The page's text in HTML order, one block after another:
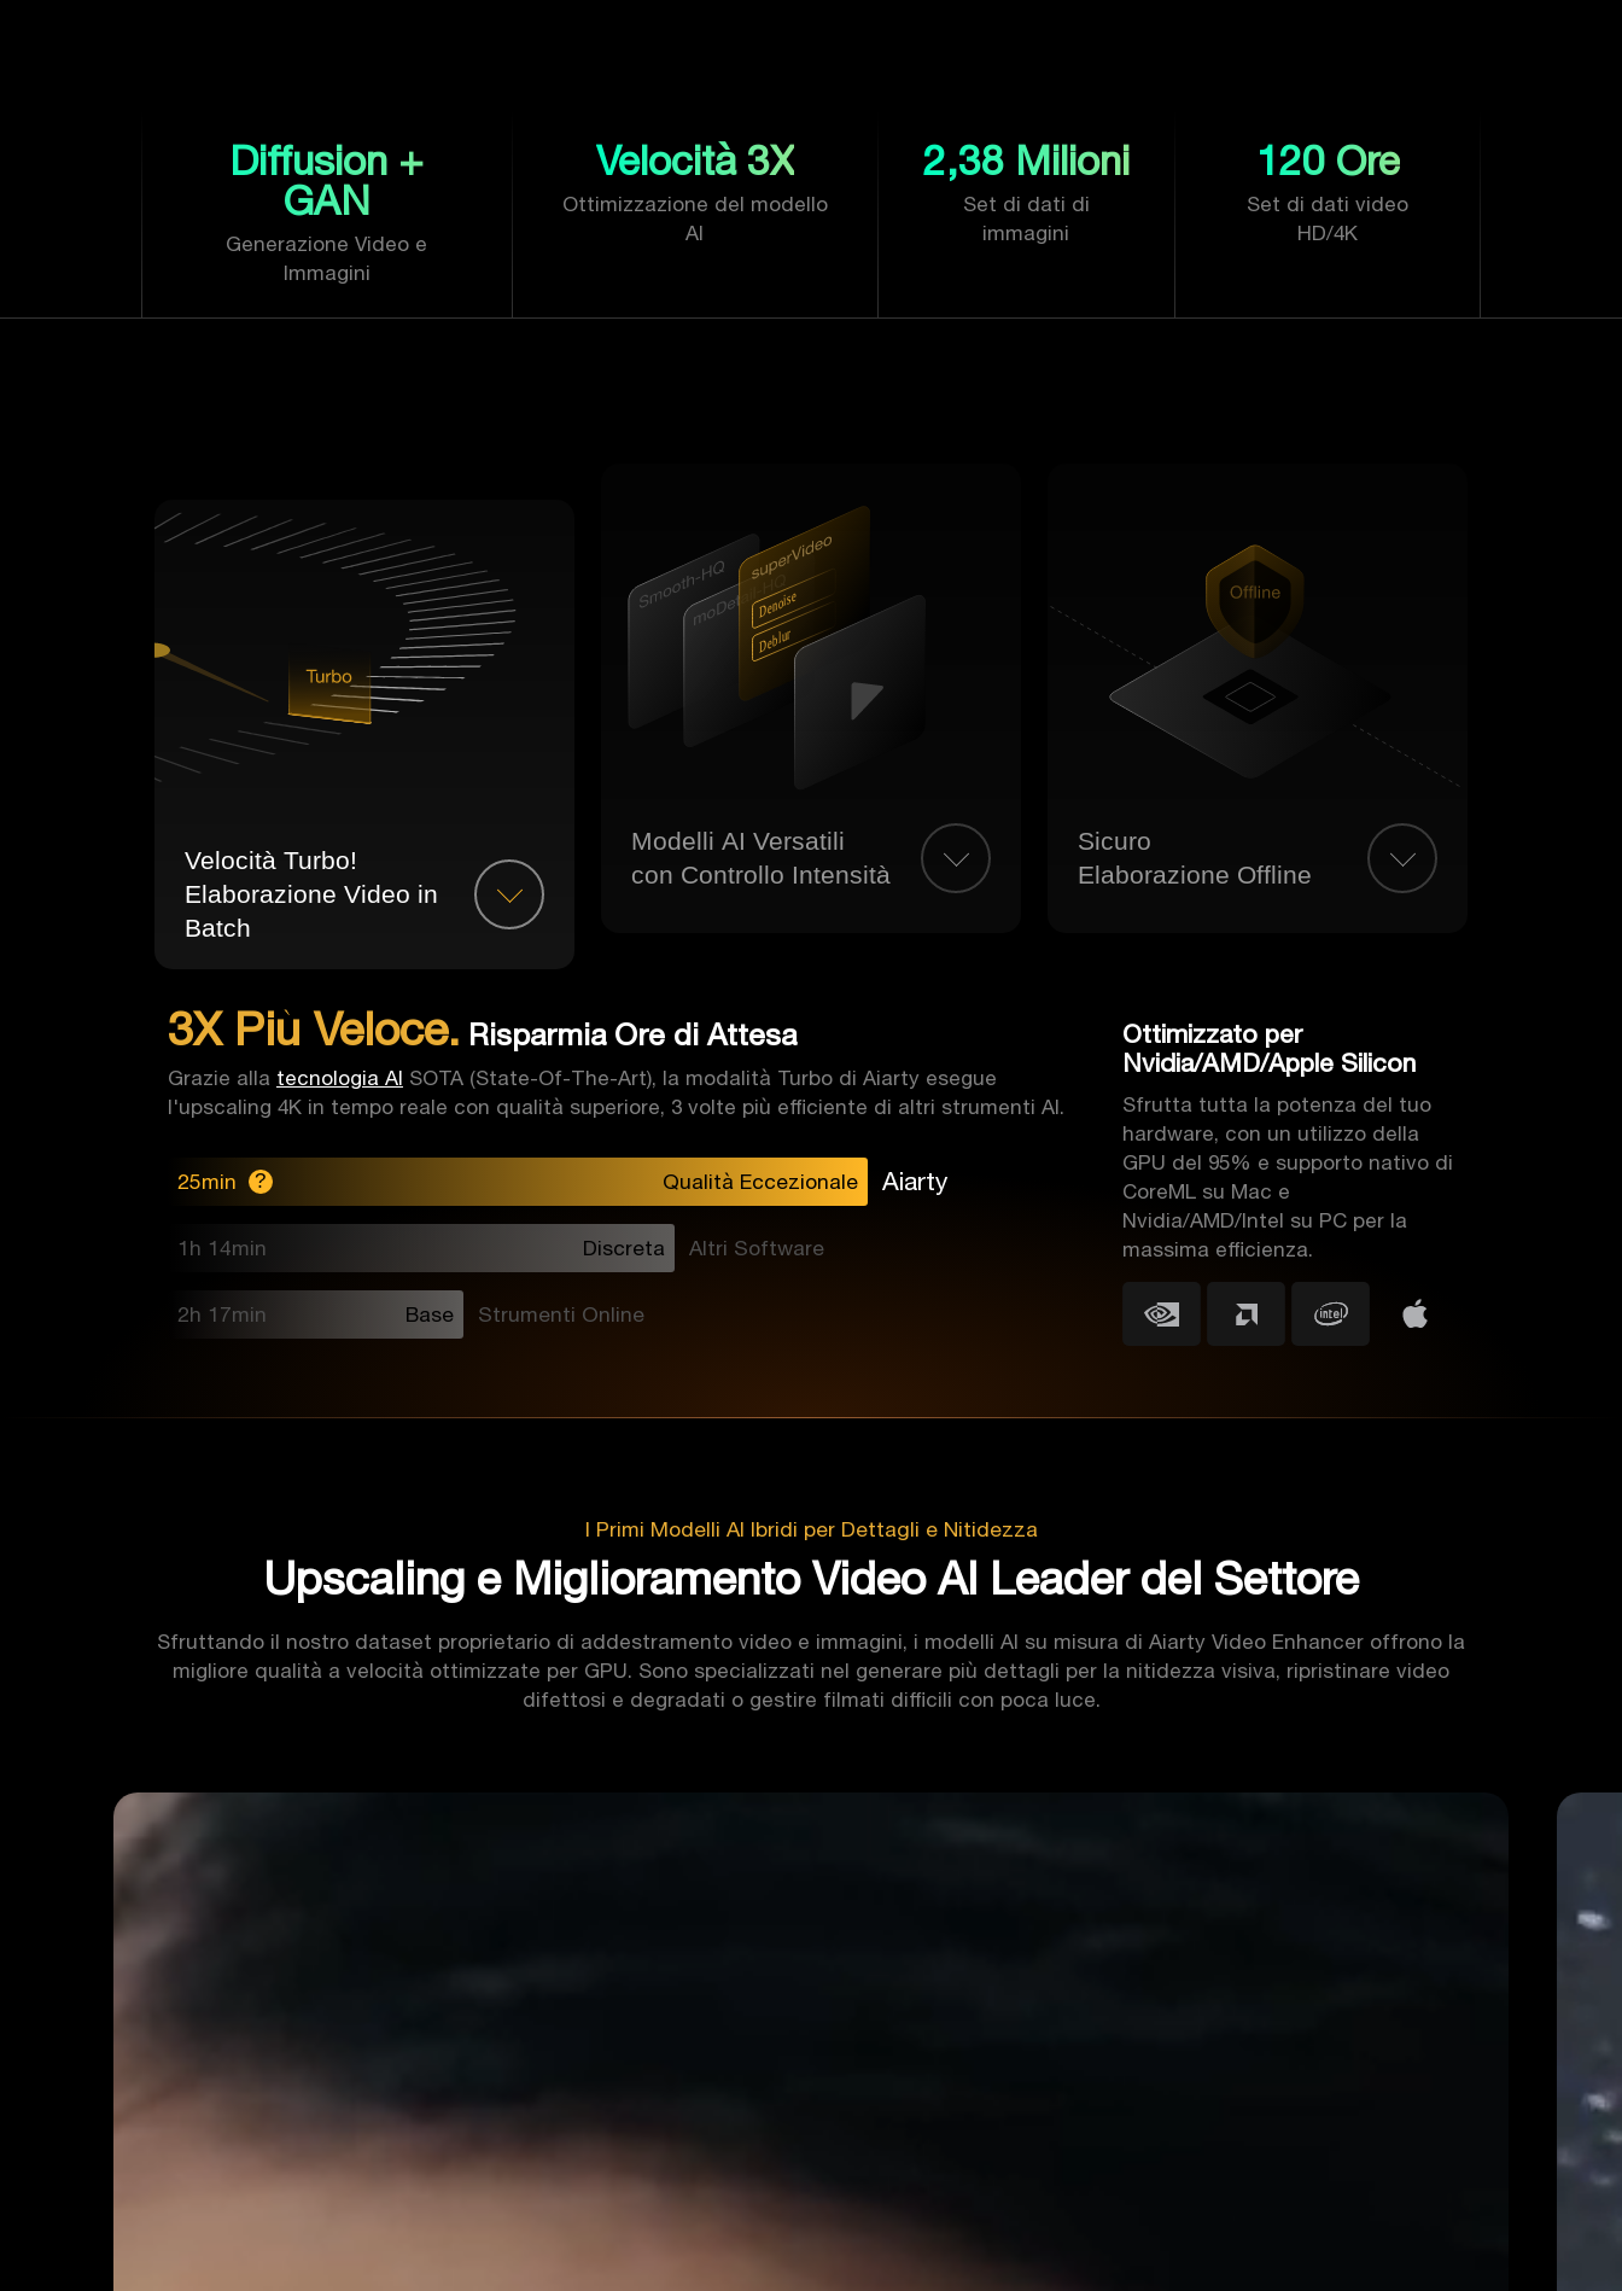
Diffusion +
GAN
Generazione Video e
Immagini
Velocità 3X
Ottimizzazione del modello
AI
2,38 Milioni
Set di dati di
immagini
120 Ore
Set di dati video
HD/4K
Velocità Turbo!
Elaborazione Video in
Batch
Denoise
Deblur
Modelli AI Versatili
con Controllo Intensità
Sicuro
Elaborazione Offline
3X Più Veloce. Risparmia Ore di Attesa
Grazie alla tecnologia AI SOTA (State-Of-The-Art), la modalità Turbo di Aiarty esegue
l'upscaling 4K in tempo reale con qualità superiore, 3 volte più efficiente di altri strumenti AI.
25min ? Qualità Eccezionale Aiarty
1h 14min Discreta Altri Software
2h 17min Base Strumenti Online
Ottimizzato per
Nvidia/AMD/Apple Silicon
Sfrutta tutta la potenza del tuo
hardware, con un utilizzo della
GPU del 95% e supporto nativo di
CoreML su Mac e
Nvidia/AMD/Intel su PC per la
massima efficienza.
I Primi Modelli AI Ibridi per Dettagli e Nitidezza
Upscaling e Miglioramento Video AI Leader del Settore
Sfruttando il nostro dataset proprietario di addestramento video e immagini, i modelli AI su misura di Aiarty Video Enhancer offrono la
migliore qualità a velocità ottimizzate per GPU. Sono specializzati nel generare più dettagli per la nitidezza visiva, ripristinare video
difettosi e degradati o gestire filmati difficili con poca luce.